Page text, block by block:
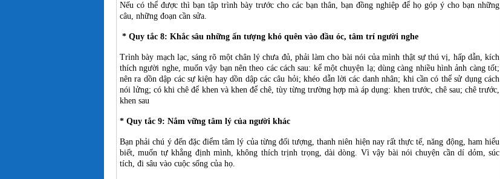
Nếu có thể được thì bạn tập trình bày trước cho các bạn thân, bạn đồng nghiệp để họ góp ý cho bạn những
câu, những đoạn cần sửa.
* Quy tắc 8: Khắc sâu những ấn tượng khó quên vào đầu óc, tâm trí người nghe
Trình bày mạch lạc, sáng rõ một chân lý chưa đủ, phải làm cho bài nói của mình thật sự thú vị, hấp dẫn, kích
thích người nghe, muốn vậy bạn nên theo các cách sau: kể một chuyện lạ; dùng càng nhiều hình ảnh càng tốt;
nên ra dồn dập các sự kiện hay dồn dập các câu hỏi; khéo dẫn lời các danh nhân; khi cần có thể sử dụng cách
nói lửng; có khi chê để khen và khen để chê, tùy từng trường hợp mà áp dụng: khen trước, chê sau; chê trước,
khen sau
* Quy tắc 9: Nắm vững tâm lý của người khác
Bạn phải chú ý đến đặc điểm tâm lý của từng đối tượng, thanh niên hiện nay rất thực tế, năng động, ham hiểu
biết, muốn tự khẳng định mình, không thích trịnh trọng, dài dòng. Vì vậy bài nói chuyện cần dí dỏm, súc
tích, đi sâu vào cuộc sống của họ.